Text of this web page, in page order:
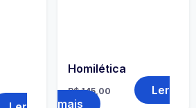
Homilética
R$145,00
Ler
mais